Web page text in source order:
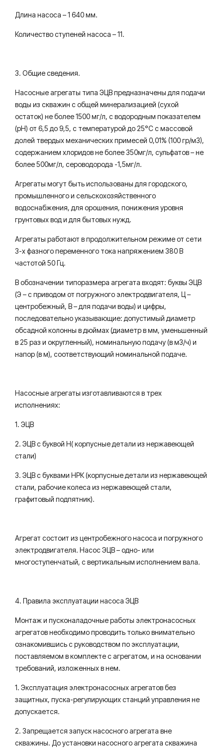
Длина насоса – 1 640 мм.
Количество ступеней насоса – 11.
3. Общие сведения.
Насосные агрегаты типа ЭЦВ предназначены для подачи
воды из скважин с общей минерализацией (сухой
остаток) не более 1500 мг/л, с водородным показателем
(рН) от 6,5 до 9,5, с температурой до 25°С с массовой
долей твердых механических примесей 0,01% (100 гр/м3),
содержанием хлоридов не более 350мг/л, сульфатов – не
более 500мг/л, сероводорода -1,5мг/л.
Агрегаты могут быть использованы для городского,
промышленного и сельскохозяйственного
водоснабжения, для орошения, понижения уровня
грунтовых вод и для бытовых нужд.
Агрегаты работают в продолжительном режиме от сети
3-х фазного переменного тока напряжением 380 В
частотой 50 Гц.
В обозначении типоразмера агрегата входят: буквы ЭЦВ
(Э – с приводом от погружного электродвигателя, Ц –
центробежный, В – для подачи воды) и цифры,
последовательно указывающие: допустимый диаметр
обсадной колонны в дюймах (диаметр в мм, уменьшенный
в 25 раз и округленный), номинальную подачу (в м3/ч) и
напор (в м), соответствующий номинальной подаче.
Насосные агрегаты изготавливаются в трех
исполнениях:
1. ЭЦВ
2. ЭЦВ с буквой Н( корпусные детали из нержавеющей
стали)
3. ЭЦВ с буквами НРК (корпусные детали из нержавеющей
стали, рабочие колеса из нержавеющей стали,
графитовый подпятник).
Агрегат состоит из центробежного насоса и погружного
электродвигателя. Насос ЭЦВ – одно- или
многоступенчатый, с вертикальным исполнением вала.
4. Правила эксплуатации насоса ЭЦВ
Монтаж и пусконаладочные работы электронасосных
агрегатов необходимо проводить только внимательно
ознакомившись с руководством по эксплуатации,
поставляемом в комплекте с агрегатом, и на основании
требований, изложенных в нем.
1. Эксплуатация электронасосных агрегатов без
защитных, пуска-регулирующих станций управления не
допускается.
2. Запрещается запуск насосного агрегата вне
скважины. До установки насосного агрегата скважина